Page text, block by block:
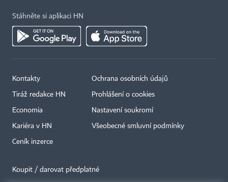
Stáhněte si aplikaci HN
Kontakty
Tiráž redakce HN
Economia
Kariéra v HN
Ceník inzerce
Ochrana osobních údajů
Prohlášení o cookies
Nastavení soukromí
Všeobecné smluvní podmínky
Koupit / darovat předplatné